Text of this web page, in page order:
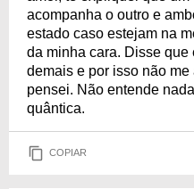
acompanha o outro e
estado caso estejam na
da minha cara. Disse
demais e por isso não
pensei. Não entende
quântica.
COPIAR